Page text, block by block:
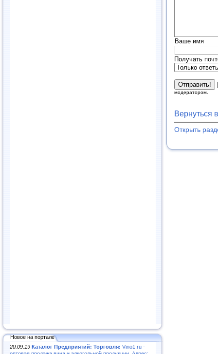
Новое на портале
20.09.19 Каталог Предприятий: Торговля: Vino1.ru -
Ваше имя
Получать
модератором.
Вернуться
Открыть